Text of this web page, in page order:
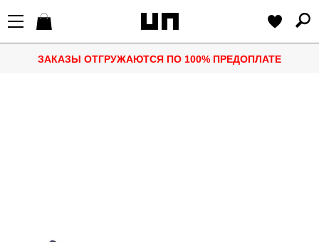
ЗАКАЗЫ ОТГРУЖАЮТСЯ ПО 100% ПРЕДОПЛАТЕ